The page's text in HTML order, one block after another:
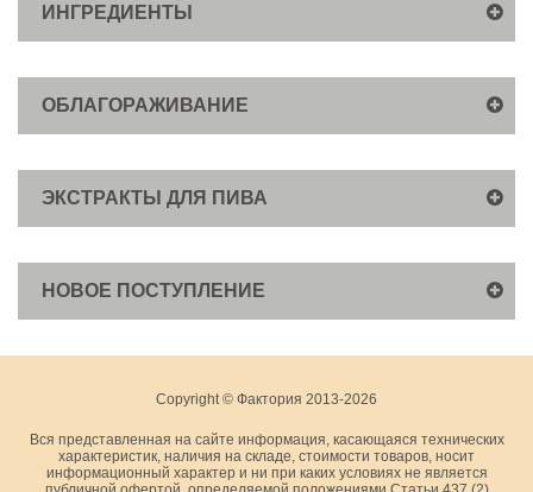
ИНГРЕДИЕНТЫ
ОБЛАГОРАЖИВАНИЕ
ЭКСТРАКТЫ ДЛЯ ПИВА
НОВОЕ ПОСТУПЛЕНИЕ
Copyright © Фактория 2013-2026
Вся представленная на сайте информация, касающаяся технических
характеристик, наличия на складе, стоимости товаров, носит
информационный характер и ни при каких условиях не является